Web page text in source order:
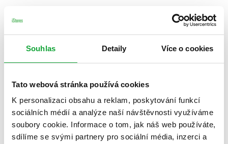
Souhlas Detaily Více o cookies
Tato webová stránka používá cookies
K personalizaci obsahu a reklam, poskytování funkcí
sociálních médií a analýze naší návštěvnosti využíváme
soubory cookie. Informace o tom, jak náš web používáte,
sdílíme se svými partnery pro sociální média, inzerci a